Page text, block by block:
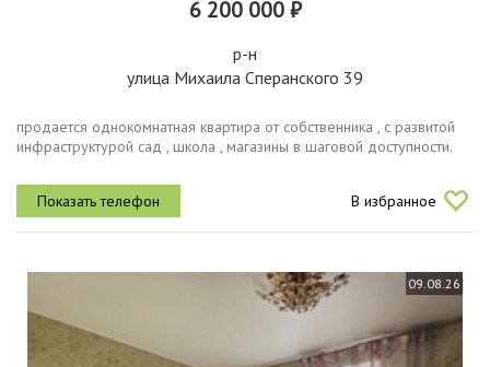
6 200 000 ₽
р-н
улица Михаила Сперанского 39
продается однокомнатная квартира от собственника , с развитой
инфраструктурой сад , школа , магазины в шаговой доступности.
В избранное
09.08.26